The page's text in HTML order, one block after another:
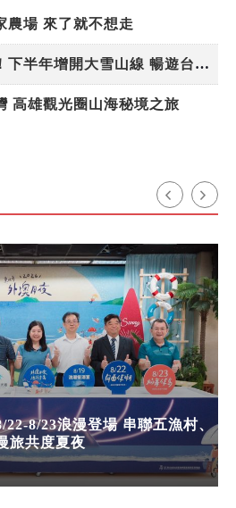
農場 來了就不想走
台灣好行／新路線！下半年增開大雪山線 暢遊台中更便利
高雄觀光圈山海秘境之旅
22-8/23浪漫登場 串聯五漁村、
旅共度夏夜